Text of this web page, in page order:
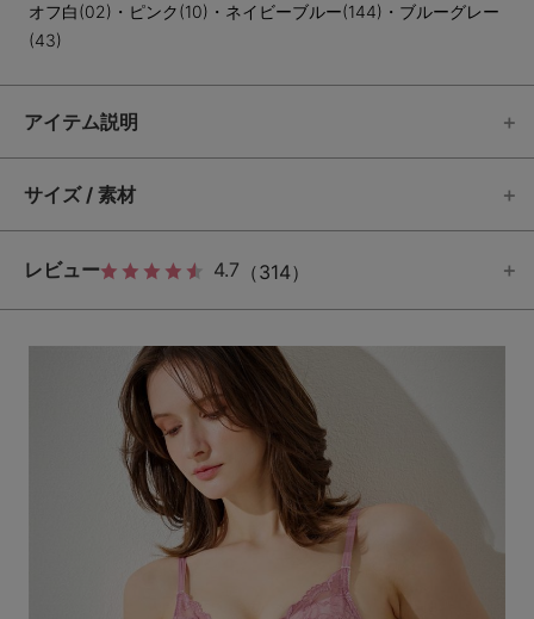
オフ白(02)・ピンク(10)・ネイビーブルー(144)・ブルーグレー
(43)
アイテム説明
サイズ / 素材
レビュー 4.7 （314）